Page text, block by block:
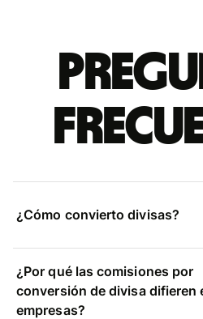
¿Cómo convierto divisas?
¿Por qué las comisiones por
conversión de divisa difieren
empresas?